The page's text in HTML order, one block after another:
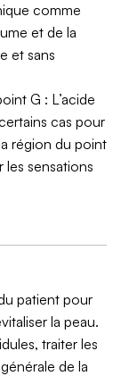
comme
et de la
et sans
G : L’acide
cas pour
région du point
les sensations
patient pour
la peau.
traiter les
de la